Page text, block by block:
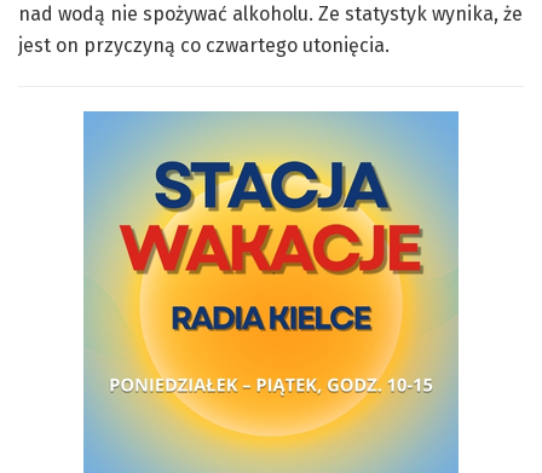
nad wodą nie spożywać alkoholu. Ze statystyk wynika, że
jest on przyczyną co czwartego utonięcia.